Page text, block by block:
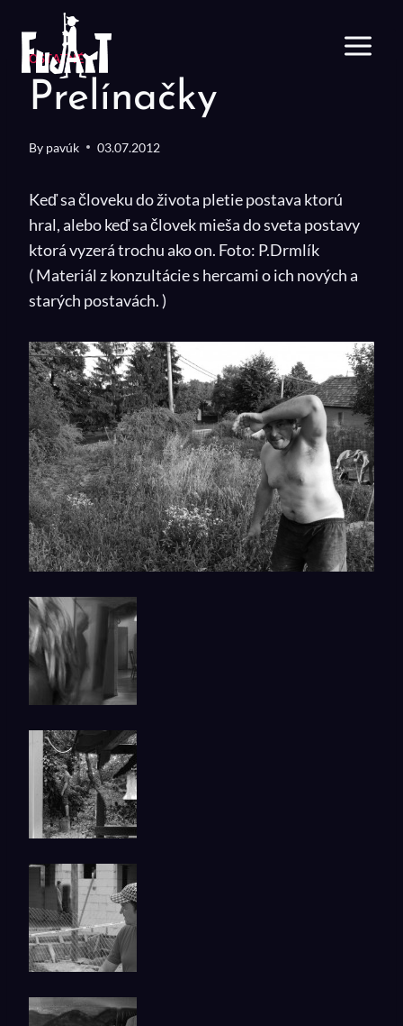
contentOSTATNÉ
Prelínačky
By pavúk 03.07.2012
Keď sa človeku do života pletie postava ktorú
hral, alebo keď sa človek mieša do sveta postavy
ktorá vyzerá trochu ako on. Foto: P.Drmlík
( Materiál z konzultácie s hercami o ich nových a
starých postavách. )